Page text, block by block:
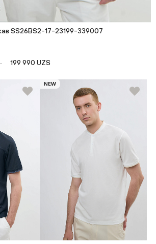
SS26BS2-17-23199-339007
199 990 UZS
NEW